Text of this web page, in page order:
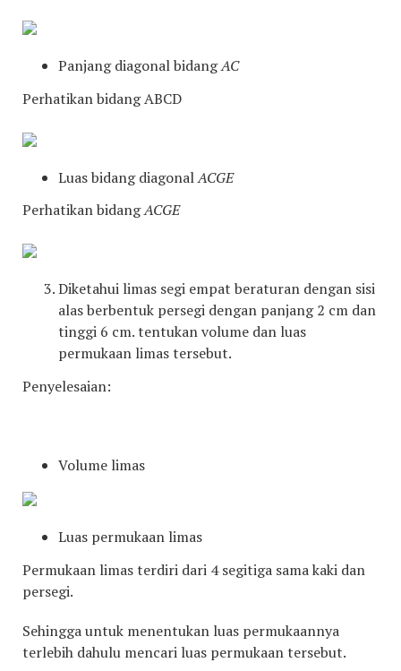
Panjang diagonal bidangAC
Perhatikan bidang ABCD
Luas bidang diagonalACGE
Perhatikan bidangACGE
Diketahui limas segi empat beraturan dengan sisi
alas berbentuk persegi dengan panjang 2 cm dan
tinggi 6 cm. tentukan volume dan luas
permukaan limas tersebut.
Penyelesaian:
Volume limas
Luas permukaan limas
Permukaan limas terdiri dari 4 segitiga sama kaki dan
persegi.
Sehingga untuk menentukan luas permukaannya
terlebih dahulu mencari luas permukaan tersebut.